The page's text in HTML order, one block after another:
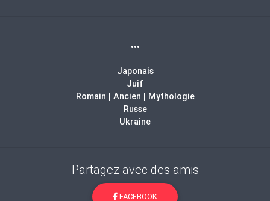
...
Japonais
Juif
Romain | Ancien | Mythologie
Russe
Ukraine
Partagez avec des amis
FACEBOOK